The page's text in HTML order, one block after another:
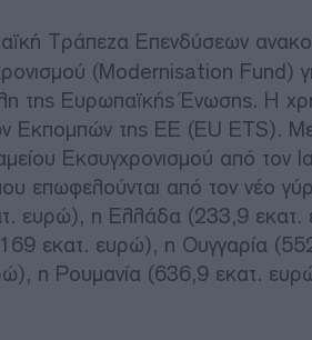
Τράπεζα Επενδύσεων
(Modernisation Fund)
της Ευρωπαϊκής Ένωσης. Η
Εκπομπών της ΕΕ (EU ETS). Με
Εκσυγχρονισμού από τον
επωφελούνται από τον νέο
ευρώ), η Ελλάδα (233,9 εκατ.
εκατ. ευρώ), η Ουγγαρία
η Ρουμανία (636,9 εκατ.